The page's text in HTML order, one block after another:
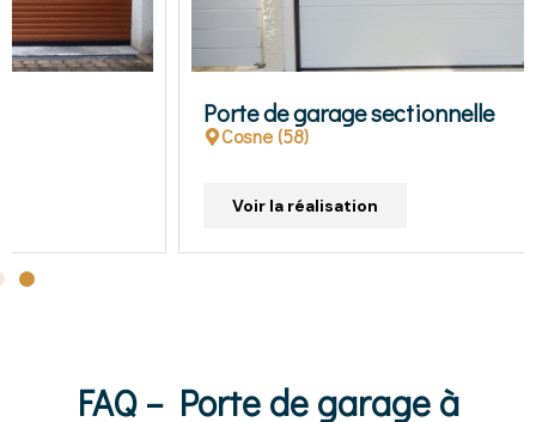
Porte de garage sectionnelle
FAQ – Porte de garage à